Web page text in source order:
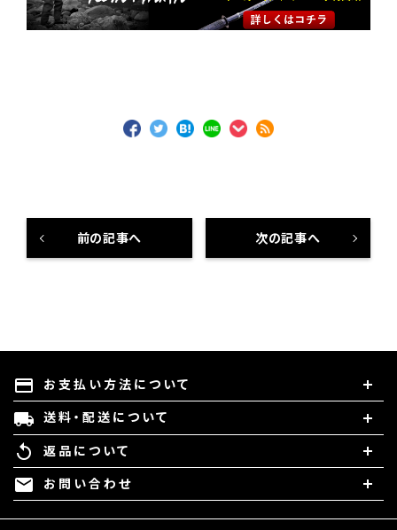
前の記事へ 次の記事へ
payment お支払い方法について
local_shipping 送料・配送について
replay 返品について
mail お問い合わせ